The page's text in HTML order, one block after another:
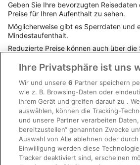
Geben Sie Ihre bevorzugten
Preise für Ihren Aufenthalt zu sehen.
Möglicherweise gibt es Sperrdaten und
Mindestaufenthalt.
Reduzierte Preise können auch über
Die Preise verstehen sich pro
Steuern und Gebühren.
Angebote sind nur begrenzt verfügbar
Vorankündigung geändert werden.
Es gelten die allgemeinen
Richtlinien
Ihre Privatsphäre ist uns
Wir und unsere6 Partner speichern
wie z. B. Browsing-Daten oder
Ihrem Gerät und greifen darauf zu .
auswählen, können die Tracking-
und unsere Partner verarbeiten
bereitzustellen“ genannten Zwecke
Auswahl von Alle ablehnen oder
Einwilligung werden diese
Tracker deaktiviert sind, erscheinen